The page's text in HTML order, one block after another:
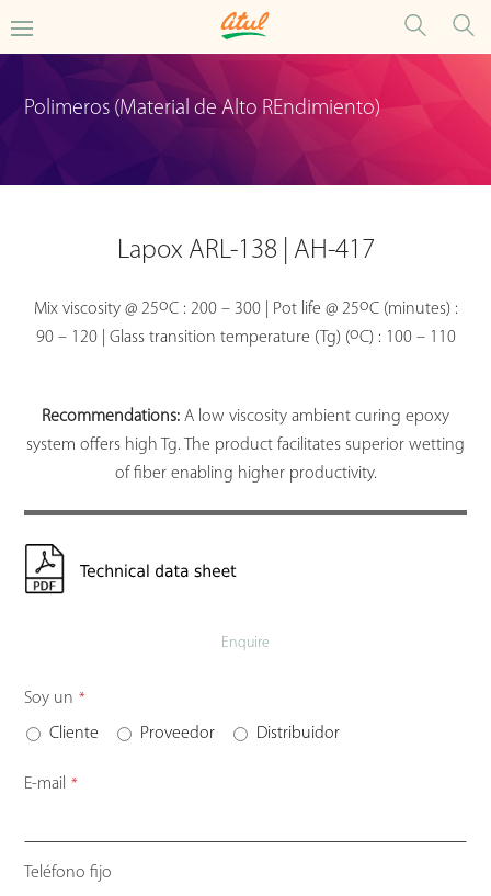
Polimeros (Material de Alto REndimiento)
Lapox ARL-138 | AH-417
Mix viscosity @ 25oC : 200 – 300 | Pot life @ 25oC (minutes) :
90 – 120 | Glass transition temperature (Tg) (oC) : 100 – 110
Recommendations: A low viscosity ambient curing epoxy
system offers high Tg. The product facilitates superior wetting
of fiber enabling higher productivity.
Enquire
Soy un *
Cliente Proveedor Distribuidor
E-mail *
Teléfono fijo